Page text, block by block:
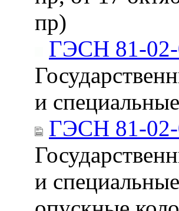
пр)
ГЭСН 81-02-
и
ГЭСН 81-02-
и